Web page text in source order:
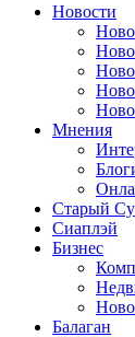
Новости
Мнения
Старый
Сиаплэй
Бизнес
Балаган